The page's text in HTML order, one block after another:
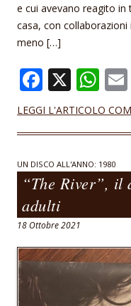
e cui avevano reagito
casa, con
meno […]
F
ac
e
o
o
k
X W
h
at
A
p
p
LEGGI L'ARTICOLO
UN DISCO ALL'ANNO: 1980
“The River”, il
adulti
18 Ottobre 2021